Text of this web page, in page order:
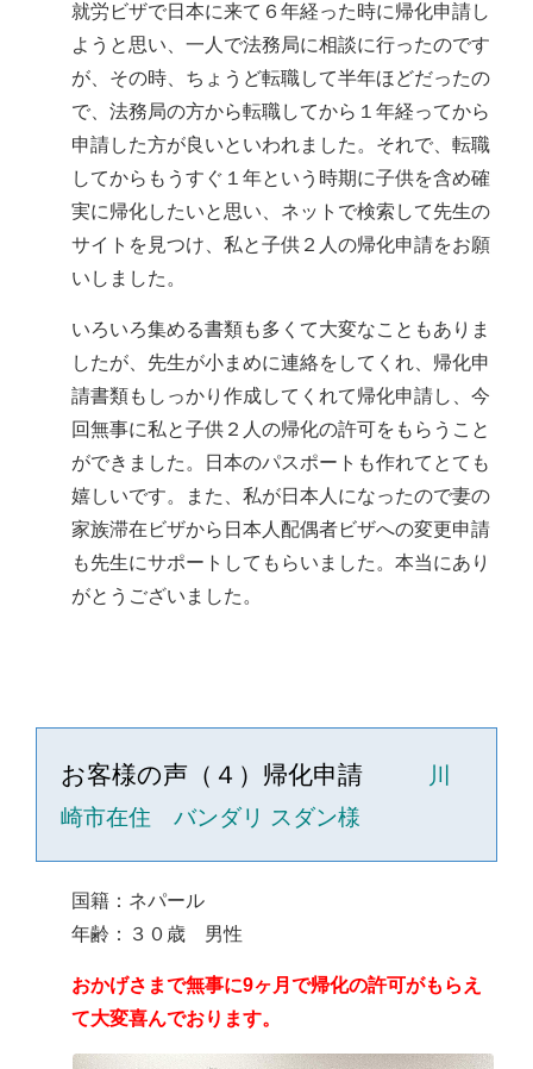
就労ビザで日本に来て６年経った時に帰化申請し
ようと思い、一人で法務局に相談に行ったのです
が、その時、ちょうど転職して半年ほどだったの
で、法務局の方から転職してから１年経ってから
申請した方が良いといわれました。それで、転職
してからもうすぐ１年という時期に子供を含め確
実に帰化したいと思い、ネットで検索して先生の
サイトを見つけ、私と子供２人の帰化申請をお願
いしました。
いろいろ集める書類も多くて大変なこともありま
したが、先生が小まめに連絡をしてくれ、帰化申
請書類もしっかり作成してくれて帰化申請し、今
回無事に私と子供２人の帰化の許可をもらうこと
ができました。日本のパスポートも作れてとても
嬉しいです。また、私が日本人になったので妻の
家族滞在ビザから日本人配偶者ビザへの変更申請
も先生にサポートしてもらいました。本当にあり
がとうございました。
お客様の声（４）帰化申請
川
崎市在住 バンダリ スダン様
国籍：ネパール
年齢：３０歳 男性
おかげさまで無事に9ヶ月で帰化の許可がもらえ
て大変喜んでおります。